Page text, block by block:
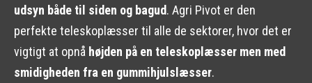
udsyn både til siden og bagud. Agri Pivot er den
perfekte teleskoplæsser til alle de sektorer, hvor det er
vigtigt at opnå højden på en teleskoplæsser men med
smidigheden fra en gummihjulslæsser.